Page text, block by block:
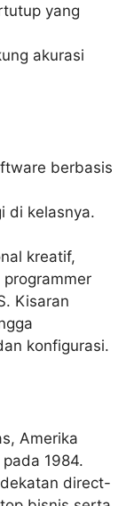
yang
akurasi
berbasis
di kelasnya.
kreatif,
Kisaran
konfigurasi.
Amerika
1984.
direct-